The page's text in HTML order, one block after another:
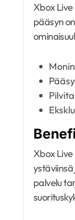
Xbox
pääsyn
Xbox
palvelu